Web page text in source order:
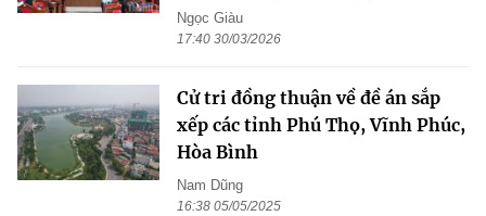
Ngọc Giàu
17:40 30/03/2026
Cử tri đồng thuận về đề án sắp
xếp các tỉnh Phú Thọ, Vĩnh Phúc,
Hòa Bình
Nam Dũng
16:38 05/05/2025